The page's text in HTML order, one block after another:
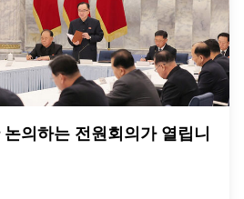
의하는 전원회의가 열립니